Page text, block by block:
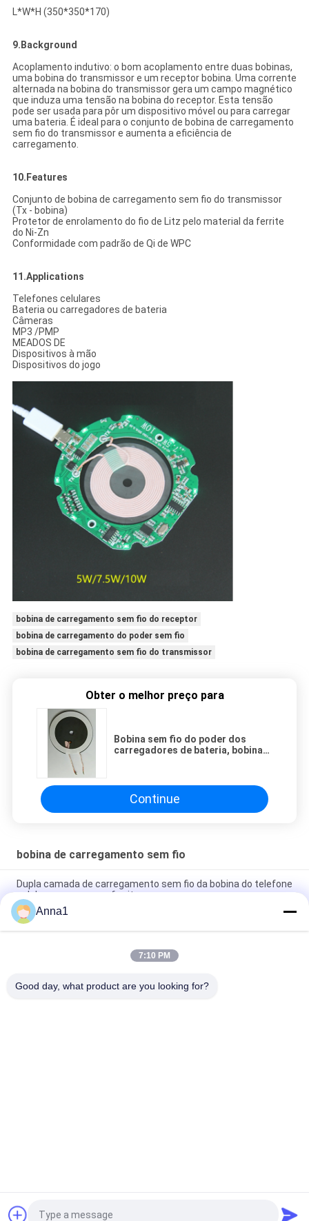
L*W*H (350*350*170)
9.Background
Acoplamento indutivo: o bom acoplamento entre duas bobinas,
uma bobina do transmissor e um receptor bobina. Uma corrente
alternada na bobina do transmissor gera um campo magnético
que induza uma tensão na bobina do receptor. Esta tensão
pode ser usada para pôr um dispositivo móvel ou para carregar
uma bateria. É ideal para o conjunto de bobina de carregamento
sem fio do transmissor e aumenta a eficiência de
carregamento.
10.Features
Conjunto de bobina de carregamento sem fio do transmissor
(Tx - bobina)
Protetor de enrolamento do fio de Litz pelo material da ferrite
do Ni-Zn
Conformidade com padrão de Qi de WPC
11.Applications
Telefones celulares
Bateria ou carregadores de bateria
Câmeras
MP3 /PMP
MEADOS DE
Dispositivos à mão
Dispositivos do jogo
bobina de carregamento sem fio do receptor
bobina de carregamento do poder sem fio
bobina de carregamento sem fio do transmissor
Obter o melhor preço para
Bobina sem fio do poder dos
carregadores de bateria, bobina
Continue
bobina de carregamento sem fio
Dupla camada de carregamento sem fio da bobina do telefone
celular pequeno com ferrite
Bobina do fio feito sob encomenda de Litz/fita de
carregamento indutivas de Mylar da bobina indução elétrica
Bobina de carregamento sem fio de PCW 5010-6R3K25, bobina
Anna1
7:10 PM
Good day, what product are you looking for?